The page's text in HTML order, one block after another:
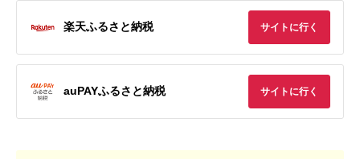
楽天ふるさと納税 サイトに行く
auPAYふるさと納税 サイトに行く